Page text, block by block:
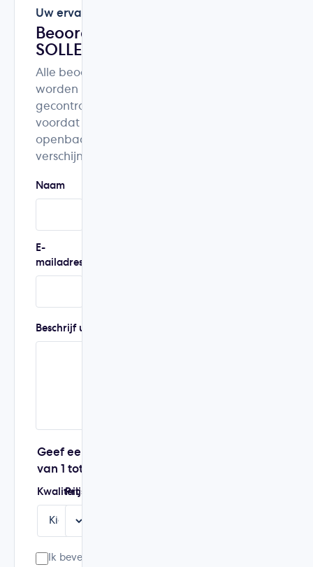
Uw ervaring
Beoordeel
SOLLED
Alle beoordelingen
worden
gecontroleerd
voordat ze
openbaar
verschijnen.
Naam
E-
mailadres
Beschrijf uw ervaring
Geef een score
van 1 tot 5
Kwaliteit
Prijs
Ik bevestig dat dit